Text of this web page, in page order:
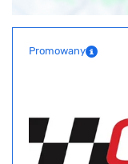
Promowany